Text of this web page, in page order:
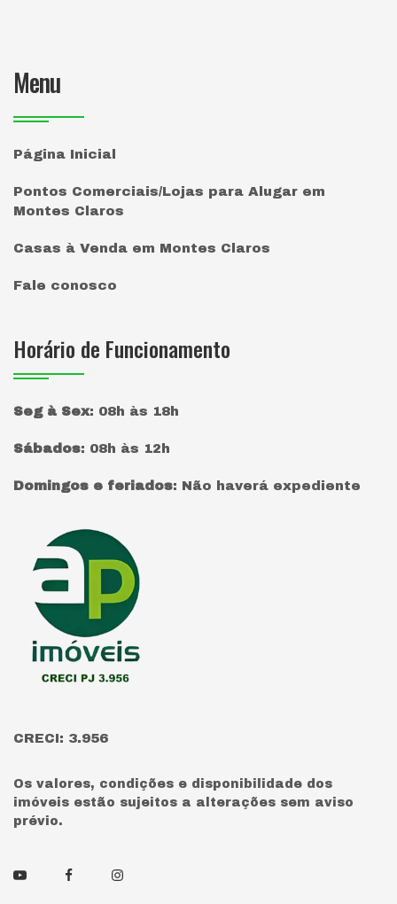
Menu
Página Inicial
Pontos Comerciais/Lojas para Alugar em
Montes Claros
Casas à Venda em Montes Claros
Fale conosco
Horário de Funcionamento
Seg à Sex: 08h às 18h
Sábados: 08h às 12h
Domingos e feriados: Não haverá expediente
Página inicial
CRECI: 3.956
Os valores, condições e disponibilidade dos
imóveis estão sujeitos a alterações sem aviso
prévio.
YoutubeFacebookInstagram